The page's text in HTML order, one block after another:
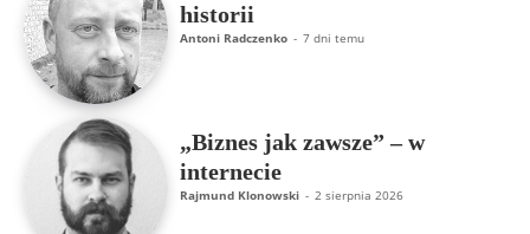
historii
Antoni Radczenko - 7 dni temu
„Biznes jak zawsze” – w
internecie
Rajmund Klonowski - 2 sierpnia 2026